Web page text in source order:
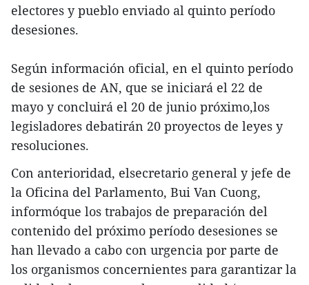
electores y pueblo enviado al quinto período
desesiones.
Según información oficial, en el quinto período
de sesiones de AN, que se iniciará el 22 de
mayo y concluirá el 20 de junio próximo,los
legisladores debatirán 20 proyectos de leyes y
resoluciones.
Con anterioridad, elsecretario general y jefe de
la Oficina del Parlamento, Bui Van Cuong,
informóque los trabajos de preparación del
contenido del próximo período desesiones se
han llevado a cabo con urgencia por parte de
los organismos concernientes para garantizar la